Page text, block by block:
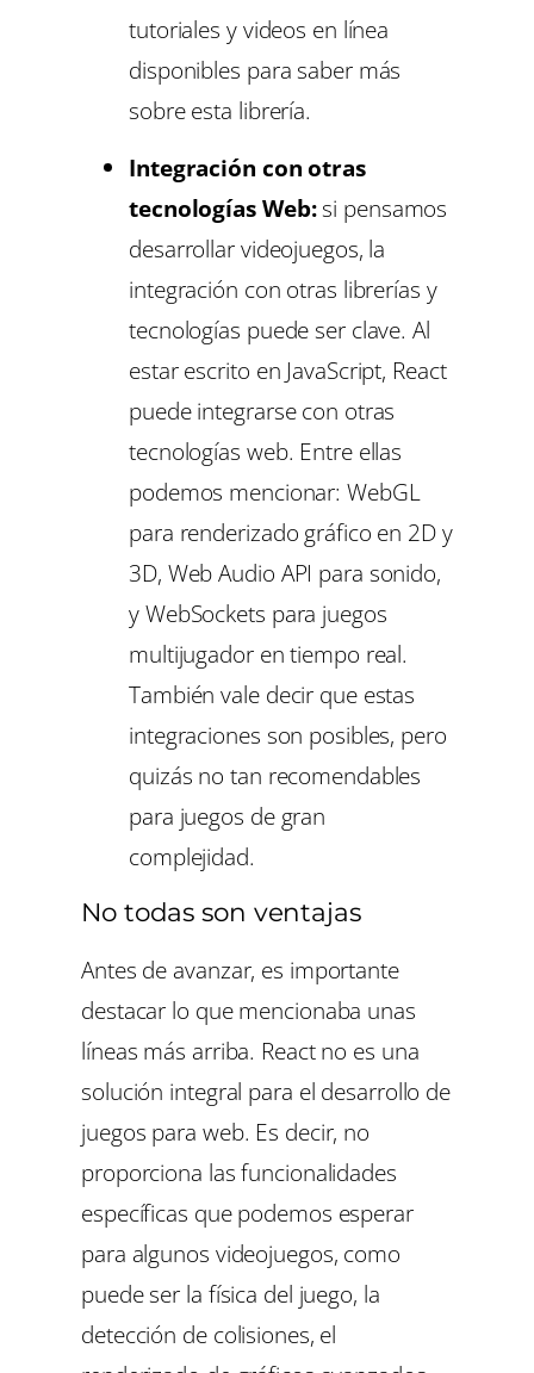
tutoriales y videos en línea
disponibles para saber más
sobre esta librería.
Integración con otras
tecnologías Web:si pensamos
desarrollar videojuegos, la
integración con otras librerías y
tecnologías puede ser clave. Al
estar escrito en JavaScript, React
puede integrarse con otras
tecnologías web. Entre ellas
podemos mencionar: WebGL
para renderizado gráfico en 2D y
3D, Web Audio API para sonido,
y WebSockets para juegos
multijugador en tiempo real.
También vale decir que estas
integraciones son posibles, pero
quizás no tan recomendables
para juegos de gran
complejidad.
No todas son ventajas
Antes de avanzar, es importante
destacar lo que mencionaba unas
líneas más arriba. React no es una
solución integral para el desarrollo de
juegos para web. Es decir, no
proporciona las funcionalidades
específicas que podemos esperar
para algunos videojuegos, como
puede ser la física del juego, la
detección de colisiones, el